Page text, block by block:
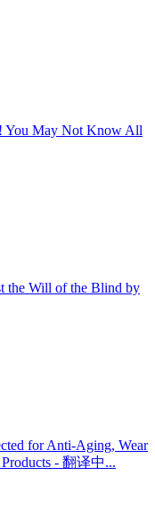
You May Not Know All
the Will of the Blind by
for Anti-Aging, Wear
- 翻译中...